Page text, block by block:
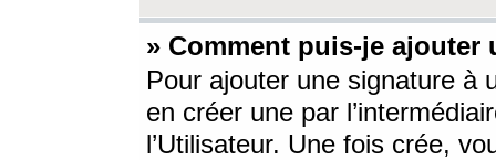
» Comment puis-je ajouter
Pour ajouter une signature à
en créer une par
l’Utilisateur. Une fois crée,